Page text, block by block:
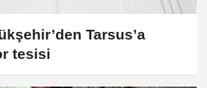
Tarsus’a
tesisi